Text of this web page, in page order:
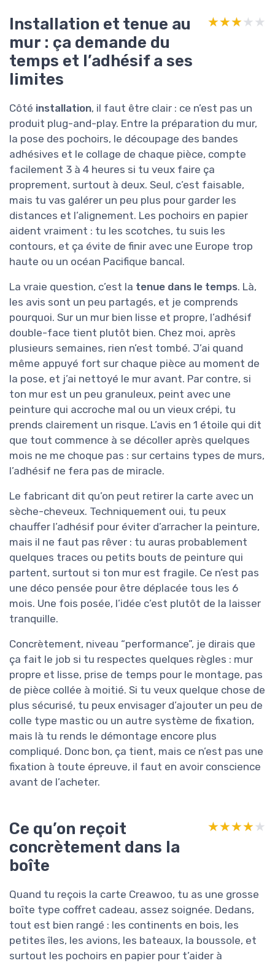
Installation et tenue au
mur : ça demande du
temps et l’adhésif a ses
limites
★★★★★
★★★★★
Côté installation, il faut être clair : ce n’est pas un
produit plug-and-play. Entre la préparation du mur,
la pose des pochoirs, le découpage des bandes
adhésives et le collage de chaque pièce, compte
facilement 3 à 4 heures si tu veux faire ça
proprement, surtout à deux. Seul, c’est faisable,
mais tu vas galérer un peu plus pour garder les
distances et l’alignement. Les pochoirs en papier
aident vraiment : tu les scotches, tu suis les
contours, et ça évite de finir avec une Europe trop
haute ou un océan Pacifique bancal.
La vraie question, c’est la tenue dans le temps. Là,
les avis sont un peu partagés, et je comprends
pourquoi. Sur un mur bien lisse et propre, l’adhésif
double-face tient plutôt bien. Chez moi, après
plusieurs semaines, rien n’est tombé. J’ai quand
même appuyé fort sur chaque pièce au moment de
la pose, et j’ai nettoyé le mur avant. Par contre, si
ton mur est un peu granuleux, peint avec une
peinture qui accroche mal ou un vieux crépi, tu
prends clairement un risque. L’avis en 1 étoile qui dit
que tout commence à se décoller après quelques
mois ne me choque pas : sur certains types de murs,
l’adhésif ne fera pas de miracle.
Le fabricant dit qu’on peut retirer la carte avec un
sèche-cheveux. Techniquement oui, tu peux
chauffer l’adhésif pour éviter d’arracher la peinture,
mais il ne faut pas rêver : tu auras probablement
quelques traces ou petits bouts de peinture qui
partent, surtout si ton mur est fragile. Ce n’est pas
une déco pensée pour être déplacée tous les 6
mois. Une fois posée, l’idée c’est plutôt de la laisser
tranquille.
Concrètement, niveau “performance”, je dirais que
ça fait le job si tu respectes quelques règles : mur
propre et lisse, prise de temps pour le montage, pas
de pièce collée à moitié. Si tu veux quelque chose de
plus sécurisé, tu peux envisager d’ajouter un peu de
colle type mastic ou un autre système de fixation,
mais là tu rends le démontage encore plus
compliqué. Donc bon, ça tient, mais ce n’est pas une
fixation à toute épreuve, il faut en avoir conscience
avant de l’acheter.
Ce qu’on reçoit
concrètement dans la
boîte
★★★★★
★★★★★
Quand tu reçois la carte Creawoo, tu as une grosse
boîte type coffret cadeau, assez soignée. Dedans,
tout est bien rangé : les continents en bois, les
petites îles, les avions, les bateaux, la boussole, et
surtout les pochoirs en papier pour t’aider à